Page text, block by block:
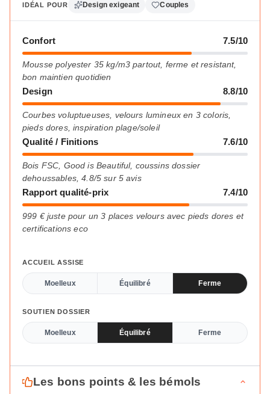
IDÉAL POUR Design exigeant Couples
Confort 7.5/10
Mousse polyester 35 kg/m3 partout, ferme et resistant,
bon maintien quotidien
Design 8.8/10
Courbes voluptueuses, velours lumineux en 3 coloris,
pieds dores, inspiration plage/soleil
Qualité / Finitions 7.6/10
Bois FSC, Good is Beautiful, coussins dossier
dehoussables, 4.8/5 sur 5 avis
Rapport qualité-prix 7.4/10
999 € juste pour un 3 places velours avec pieds dores et
certifications eco
ACCUEIL ASSISE
Moelleux Équilibré Ferme
SOUTIEN DOSSIER
Moelleux Équilibré Ferme
Les bons points & les bémols